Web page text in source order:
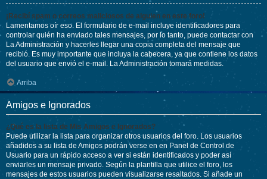
¡Recibí spam o correos maliciosos de alguien en este foro!
Lamentamos oír eso. El formulario de e-mail incluye identificadores para
controlar quién ha enviado tales mensajes, por lo tanto, puede contactar con
La Administración y hacerles llegar una copia completa del mensaje que
recibió. Es muy importante que incluya la cabecera, ya que contiene los datos
del usuario que envió el e-mail. La Administración tomará medidas.
Arriba
Amigos e Ignorados
¿Qué es la lista de Mis Amigos e Ignorados?
Puede utilizar la lista para organizar otros usuarios del foro. Los usuarios
añadidos a su lista de Amigos podrán verse en en Panel de Control de
Usuario para un rápido acceso a ver si están identificados y poder así
enviarles un mensaje privado. Según la plantilla que utilice el foro, los
mensajes de estos usuarios pueden visualizarse resaltados. Si añade un